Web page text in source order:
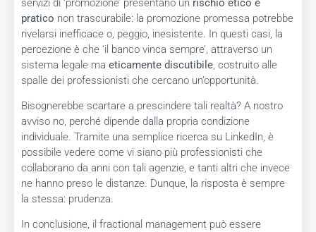
servizi di ‘promozione’ presentano un rischio etico e
pratico non trascurabile: la promozione promessa potrebbe
rivelarsi inefficace o, peggio, inesistente. In questi casi, la
percezione è che ‘il banco vinca sempre’, attraverso un
sistema legale ma eticamente discutibile, costruito alle
spalle dei professionisti che cercano un’opportunità.
Bisognerebbe scartare a prescindere tali realtà? A nostro
avviso no, perché dipende dalla propria condizione
individuale. Tramite una semplice ricerca su LinkedIn, è
possibile vedere come vi siano più professionisti che
collaborano da anni con tali agenzie, e tanti altri che invece
ne hanno preso le distanze. Dunque, la risposta è sempre
la stessa: prudenza.
In conclusione, il fractional management può essere